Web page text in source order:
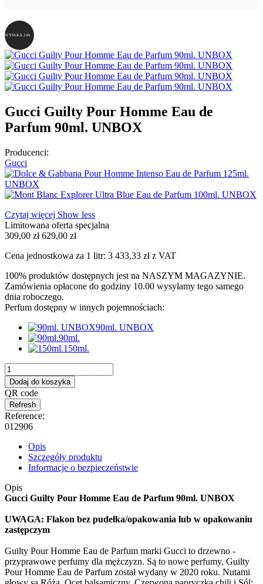
WYSŁKA 24h
Gucci Guilty Pour Homme Eau de
Parfum 90ml. UNBOX
Producenci:
Gucci
Czytaj więcej Show less
Limitowana oferta specjalna
309,00 zł 629,00 zł
Cena jednostkowa za 1 litr: 3 433,33 zł z VAT
100% produktów dostępnych jest na NASZYM MAGAZYNIE.
Zamówienia opłacone do godziny 10.00 wysyłamy tego samego
dnia roboczego.
Perfum dostępny w innych pojemnościach:
90ml. UNBOX
90ml.
150ml.
Dodaj do koszyka
QR code
Reference:
012906
Opis
Szczegóły produktu
Informacje o bezpieczeństwie
Opis
Gucci Guilty Pour Homme Eau de Parfum 90ml. UNBOX
UWAGA: Flakon bez pudełka/opakowania lub w opakowaniu
zastępczym
Guilty Pour Homme Eau de Parfum marki Gucci to drzewno -
przyprawowe perfumy dla mężczyzn. Są to nowe perfumy, Guilty
Pour Homme Eau de Parfum został wydany w 2020 roku. Nutami